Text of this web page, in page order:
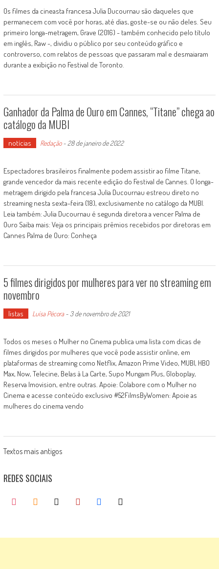
Os filmes da cineasta francesa Julia Ducournau são daqueles que
permanecem com você por horas, até dias, goste-se ou não deles. Seu
primeiro longa-metragem, Grave (2016) - também conhecido pelo título
em inglês, Raw -, dividiu o público por seu conteúdo gráfico e
controverso, com relatos de pessoas que passaram mal e desmaiaram
durante a exibição no Festival de Toronto.
Ganhador da Palma de Ouro em Cannes, “Titane” chega ao
catálogo da MUBI
notícias Redação- 28 de janeiro de 2022
Espectadores brasileiros finalmente podem assistir ao filme Titane,
grande vencedor da mais recente edição do Festival de Cannes. O longa-
metragem dirigido pela francesa Julia Ducournau estreou direto no
streaming nesta sexta-feira (18), exclusivamente no catálogo da MUBI.
Leia também: Julia Ducournau é segunda diretora a vencer Palma de
Ouro Saiba mais: Veja os principais prêmios recebidos por diretoras em
Cannes Palma de Ouro: Conheça
5 filmes dirigidos por mulheres para ver no streaming em
novembro
listas Luísa Pécora- 3 de novembro de 2021
Todos os meses o Mulher no Cinema publica uma lista com dicas de
filmes dirigidos por mulheres que você pode assistir online, em
plataformas de streaming como Netflix, Amazon Prime Video, MUBI, HBO
Max, Now, Telecine, Belas à La Carte, Supo Mungam Plus, Globoplay,
Reserva Imovision, entre outras. Apoie: Colabore com o Mulher no
Cinema e acesse conteúdo exclusivo #52FilmsByWomen: Apoie as
mulheres do cinema vendo
Posts
navigation
Textos mais antigos
REDES SOCIAIS